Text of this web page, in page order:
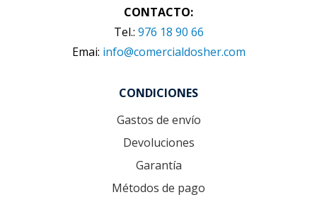
CONTACTO:
Tel.: 976 18 90 66
Emai: info@comercialdosher.com
CONDICIONES
Gastos de envío
Devoluciones
Garantía
Métodos de pago